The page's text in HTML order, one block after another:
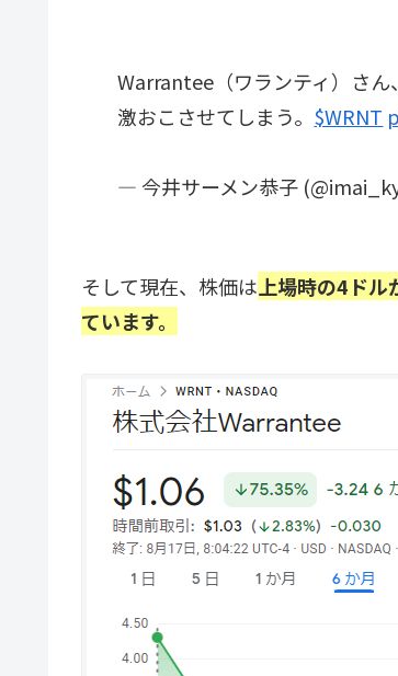
Warrantee（ワランティ）さ
激おこさせてしまう。 $WRNT
— 今井サーメン恭子
そして現在、株価は上場時の4ドル
ています。